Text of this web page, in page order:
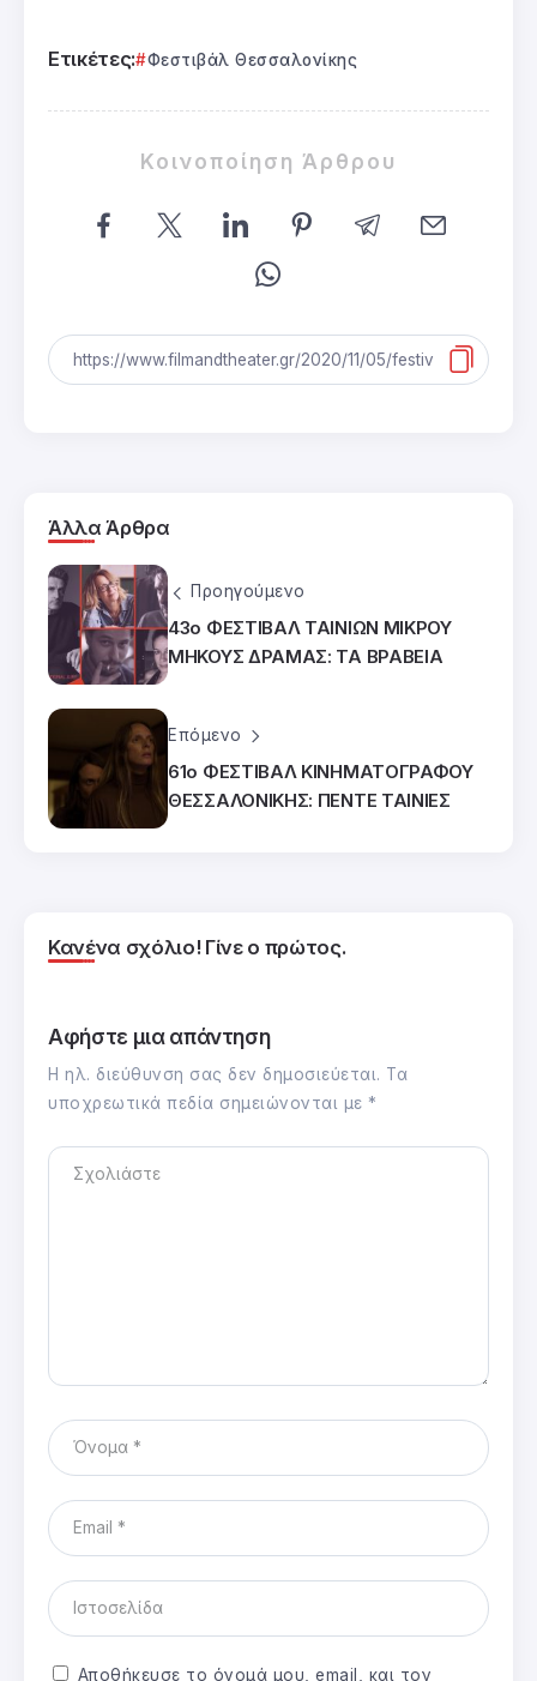
Ετικέτες: Φεστιβάλ Θεσσαλονίκης
Κοινοποίηση Άρθρου
Άλλα Άρθρα
Προηγούμενο
43ο ΦΕΣΤΙΒΑΛ ΤΑΙΝΙΩΝ ΜΙΚΡΟΥ
ΜΗΚΟΥΣ ΔΡΑΜΑΣ: ΤΑ ΒΡΑΒΕΙΑ
Επόμενο
61ο ΦΕΣΤΙΒΑΛ ΚΙΝΗΜΑΤΟΓΡΑΦΟΥ
ΘΕΣΣΑΛΟΝΙΚΗΣ: ΠΕΝΤΕ ΤΑΙΝΙΕΣ
Κανένα σχόλιο! Γίνε ο πρώτος.
Αφήστε μια απάντηση
Η ηλ. διεύθυνση σας δεν δημοσιεύεται. Τα
υποχρεωτικά πεδία σημειώνονται με *
Αποθήκευσε το όνομά μου, email, και τον